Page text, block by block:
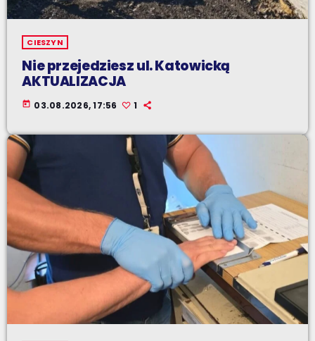
CIESZYN
Nie przejedziesz ul. Katowicką
AKTUALIZACJA
today 03.08.2026, 17:56 1